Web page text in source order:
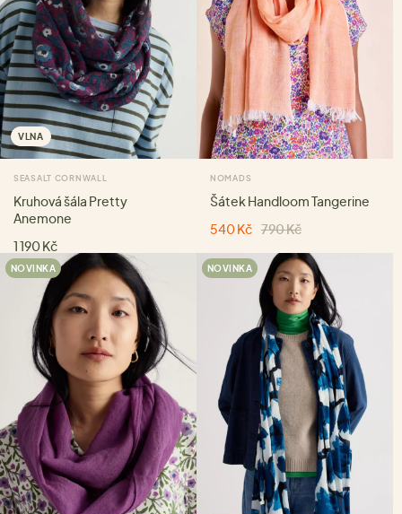
VLNA
SEASALT CORNWALL
Kruhová šála Pretty
Anemone
1 190 Kč
NOMADS
Šátek Handloom Tangerine
540 Kč 790 Kč
NOVINKA NOVINKA